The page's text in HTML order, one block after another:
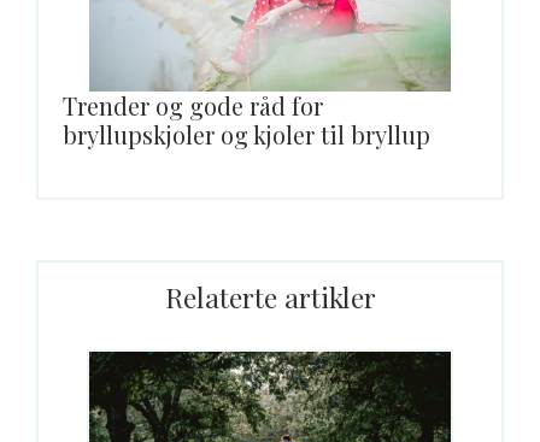
Trender og gode råd for
bryllupskjoler og kjoler til bryllup
Relaterte artikler